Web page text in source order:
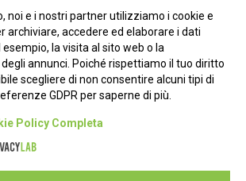
Alessandria, 24 - 00198 Roma
Privacy Policy
noi e i nostri partner utilizziamo i cookie e
archiviare, accedere ed elaborare i dati
la visita al sito web o la
annunci. Poiché rispettiamo il tuo diritto
scegliere di non consentire alcuni tipi di
GDPR per saperne di più.
Policy Completa